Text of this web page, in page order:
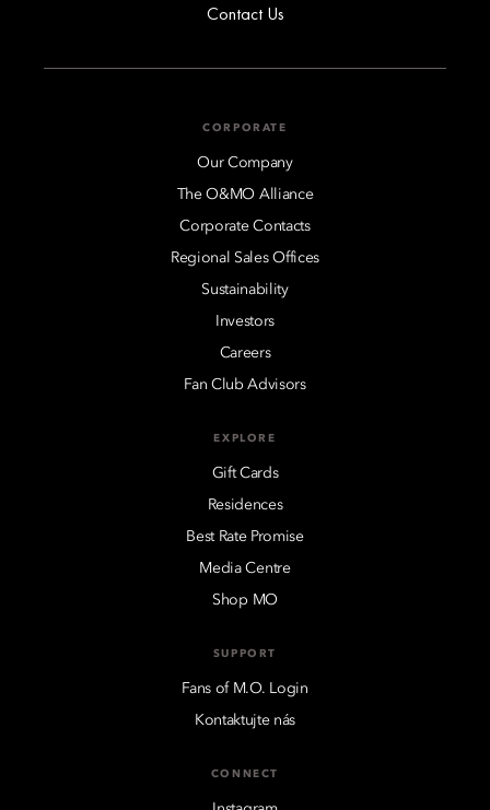
Contact Us
CORPORATE
Our Company
The O&MO Alliance
Corporate Contacts
Regional Sales Offices
Sustainability
Investors
Careers
Fan Club Advisors
EXPLORE
Gift Cards
Residences
Best Rate Promise
Media Centre
Shop MO
SUPPORT
Fans of M.O. Login
Kontaktujte nás
CONNECT